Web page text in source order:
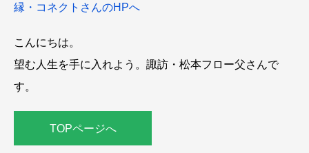
縁・コネクトさんのHPへ
こんにちは。
望む人生を手に入れよう。諏訪・松本フロー父さんで
す。
TOPページへ